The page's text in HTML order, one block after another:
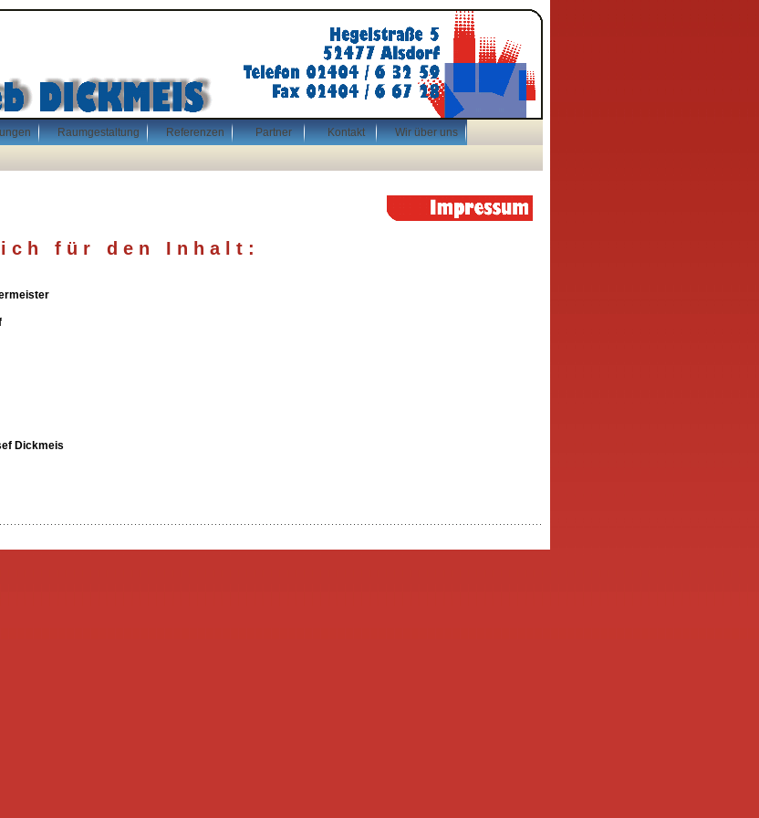
Raumgestaltung Referenzen Partner Kontakt
Wir über uns
i c h f ü r d e n I n h a l t :
Dickmeis